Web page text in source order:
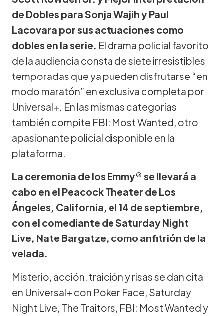
de Dobles para Sonja Wajih y Paul
Lacovara por sus actuaciones como
dobles en la serie. El drama policial favorito
de la audiencia consta de siete irresistibles
temporadas que ya pueden disfrutarse “en
modo maratón” en exclusiva completa por
Universal+. En las mismas categorías
también compite FBI: Most Wanted, otro
apasionante policial disponible en la
plataforma.
La ceremonia de los Emmy® se llevará a
cabo en el Peacock Theater de Los
Ángeles, California, el 14 de septiembre,
con el comediante de Saturday Night
Live, Nate Bargatze, como anfitrión de la
velada.
Misterio, acción, traición y risas se dan cita
en Universal+ con Poker Face, Saturday
Night Live, The Traitors, FBI: Most Wanted y